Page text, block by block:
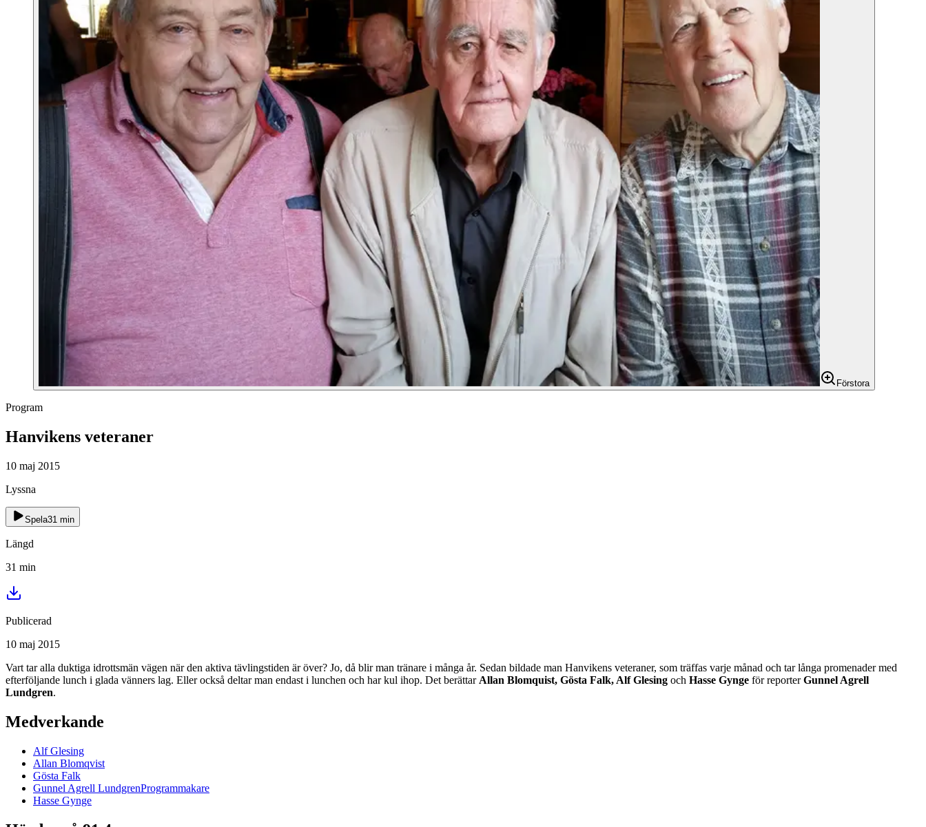
Förstora
Program
Hanvikens veteraner
10 maj 2015
Lyssna
Spela31 min
Längd
31 min
Publicerad
10 maj 2015
Vart tar alla duktiga idrottsmän vägen när den aktiva tävlingstiden är över? Jo, då blir man tränare i många år. Sedan bildade man Hanvikens veteraner, som träffas varje månad och tar långa promenader med
efterföljande lunch i glada vänners lag. Eller också deltar man endast i lunchen och har kul ihop. Det berättar Allan Blomquist, Gösta Falk, Alf Glesing och Hasse Gynge för reporterGunnel Agrell
Lundgren.
Medverkande
Alf Glesing
Allan Blomqvist
Gösta Falk
Gunnel Agrell LundgrenProgrammakare
Hasse Gynge